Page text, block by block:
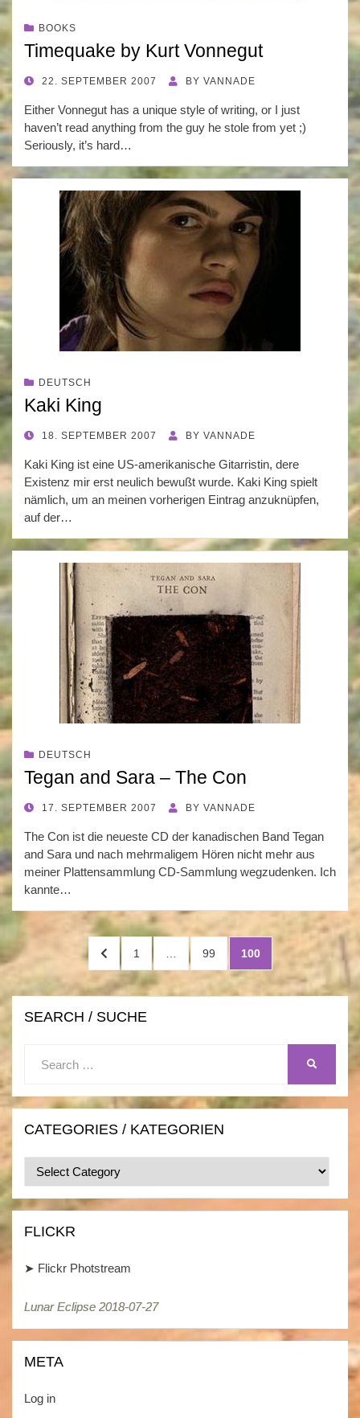
BOOKS
Timequake by Kurt Vonnegut
POSTED
22. SEPTEMBER 2007 BY VANNADE
Either Vonnegut has a unique style of writing, or I just
haven’t read anything from the guy he stole from yet ;)
Seriously, it’s hard…
DEUTSCH
Kaki King
POSTED
18. SEPTEMBER 2007 BY VANNADE
Kaki King ist eine US-amerikanische Gitarristin, dere
Existenz mir erst neulich bewußt wurde. Kaki King spielt
nämlich, um an meinen vorherigen Eintrag anzuknüpfen,
auf der…
DEUTSCH
Tegan and Sara – The Con
POSTED
17. SEPTEMBER 2007 BY VANNADE
The Con ist die neueste CD der kanadischen Band Tegan
and Sara und nach mehrmaligem Hören nicht mehr aus
meiner Plattensammlung CD-Sammlung wegzudenken. Ich
kannte…
Posts
pagination
PREVIOUS
PAGE
PAGE
1 … PAGE
99 PAGE
100
SEARCH / SUCHE
CATEGORIES / KATEGORIEN
Categories
/
Kategorien
FLICKR
➤ Flickr Photstream
Lunar Eclipse 2018-07-27
META
Log in